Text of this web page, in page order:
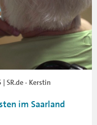
SR.de - Kerstin
im Saarland